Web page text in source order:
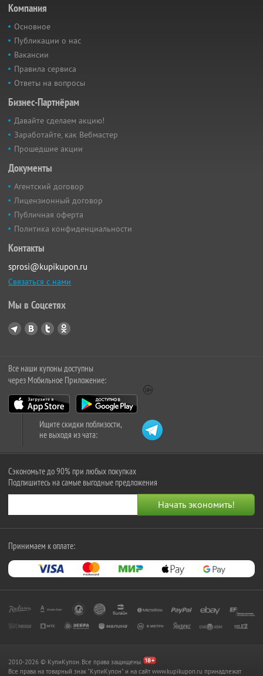
Компания
Основное
Публикации о нас
Вакансии
Правила сервиса
Ответы на вопросы
Бизнес-Партнёрам
Давайте сделаем акцию!
Заработайте, как Вебмастер
Прошедшие акции
Документы
Агентский договор
Лицензионный договор
Публичная оферта
Политика конфиденциальности
Контакты
sprosi@kupikupon.ru
Связаться с нами
Мы в Соцсетях
Все наши купоны доступны
через Мобильное Приложение:
Ищите скидки поблизости,
не выходя из чата:
Сэкономьте до 90% при любых покупках
Подпишитесь на самые выгодные предложения
Принимаем к оплате:
2010-2026 © КупиКупон. Все права защищены.
Все права на товарный знак "КупиКупон" и на сайт www.kupikupon.ru принадлежат